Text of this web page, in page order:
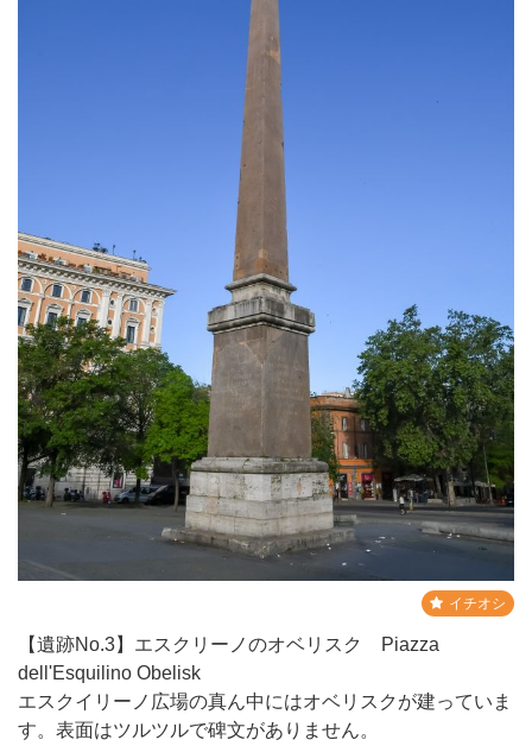
イチオシ
【遺跡No.3】エスクリーノのオベリスク Piazza
dell'Esquilino Obelisk
エスクイリーノ広場の真ん中にはオベリスクが建っていま
す。表面はツルツルで碑文がありません。